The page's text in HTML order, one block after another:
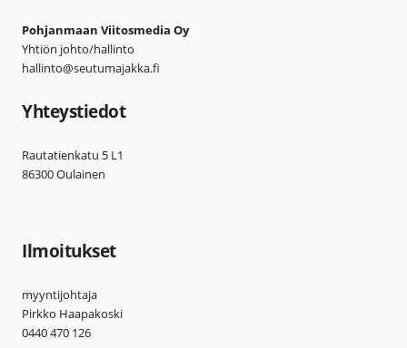
Pohjanmaan Viitosmedia Oy
Yhtiön johto/hallinto
hallinto@seutumajakka.fi
Yhteystiedot
Rautatienkatu 5 L1
86300 Oulainen
Ilmoitukset
myyntijohtaja
Pirkko Haapakoski
0440 470 126